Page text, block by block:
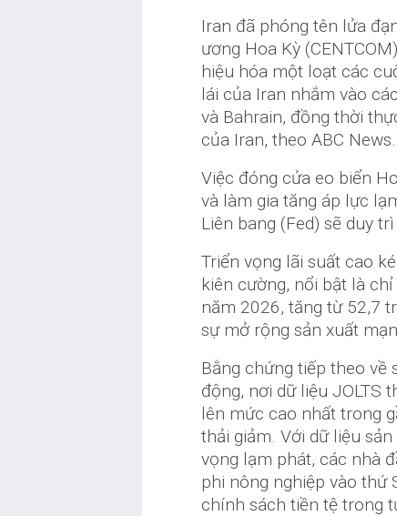
Iran đã phóng tên lửa
ương Hoa Kỳ
hiệu hóa một loạt các
lái của Iran nhắm vào
và Bahrain, đồng thời
của Iran, theo ABC News.
Việc đóng cửa eo biển
và làm gia tăng áp lực
Liên bang (Fed) sẽ duy
Triển vọng lãi suất cao
kiên cường, nổi bật là chỉ
năm 2026, tăng từ 52,7
sự mở rộng sản xuất
Bằng chứng tiếp theo
động, nơi dữ liệu JOLTS
lên mức cao nhất trong
thải giảm. Với dữ liệu
vọng lạm phát, các nhà
phi nông nghiệp vào thứ
chính sách tiền tệ trong